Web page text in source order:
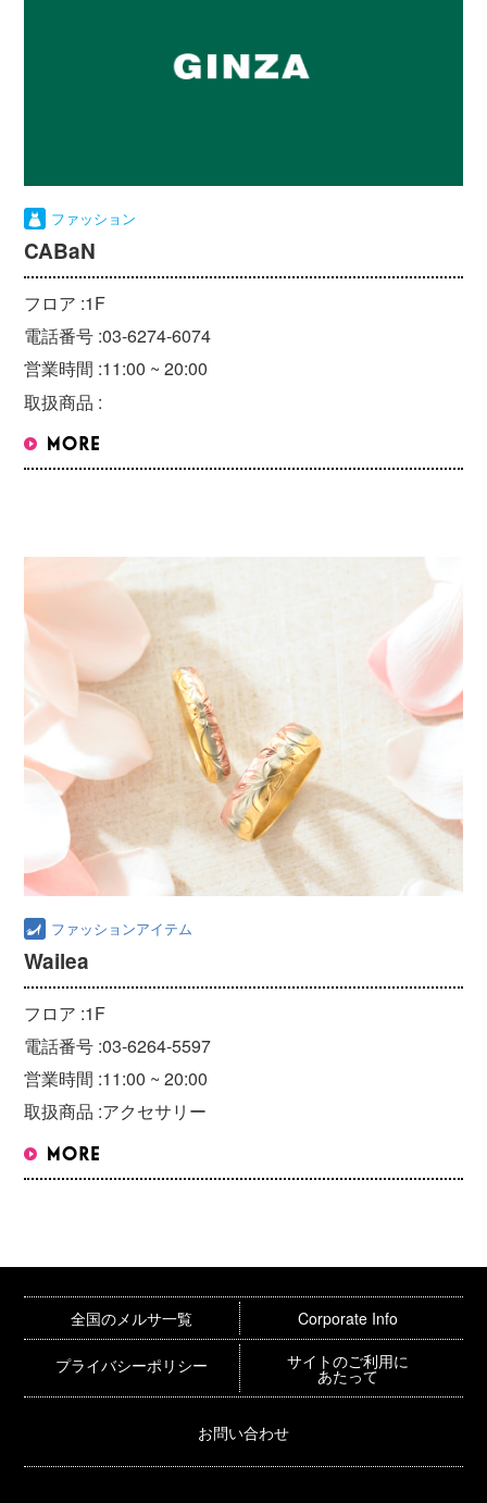
ファッション
CABaN
フロア :1F
電話番号 :03-6274-6074
営業時間 :11:00 ~ 20:00
取扱商品 :
ファッションアイテム
Wailea
フロア :1F
電話番号 :03-6264-5597
営業時間 :11:00 ~ 20:00
取扱商品 :アクセサリー
全国のメルサ一覧 Corporate Info
プライバシーポリシー サイトのご利用に
あたって
お問い合わせ